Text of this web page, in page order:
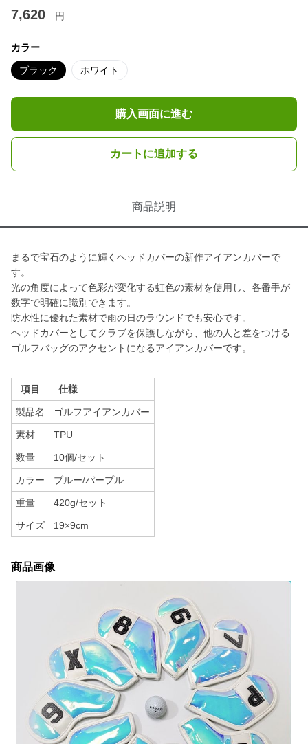
7,620 円
カラー
ブラック ホワイト
購入画面に進む
カートに追加する
商品説明
まるで宝石のように輝くヘッドカバーの新作アイアンカバーで
す。
光の角度によって色彩が変化する虹色の素材を使用し、各番手が
数字で明確に識別できます。
防水性に優れた素材で雨の日のラウンドでも安心です。
ヘッドカバーとしてクラブを保護しながら、他の人と差をつける
ゴルフバッグのアクセントになるアイアンカバーです。
項目 仕様
製品名 ゴルフアイアンカバー
素材 TPU
数量 10個/セット
カラー ブルー/パープル
重量 420g/セット
サイズ 19×9cm
商品画像